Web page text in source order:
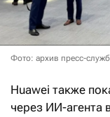
Фото: архив пресс-
Huawei также
через ИИ-агента